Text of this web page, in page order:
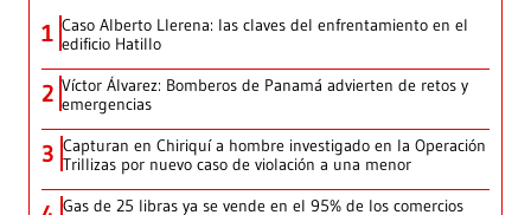
1 Caso Alberto Llerena: las claves del enfrentamiento en el
edificio Hatillo
2 Víctor Álvarez: Bomberos de Panamá advierten de retos y
emergencias
3 Capturan en Chiriquí a hombre investigado en la Operación
Trillizas por nuevo caso de violación a una menor
Gas de 25 libras ya se vende en el 95% de los comercios